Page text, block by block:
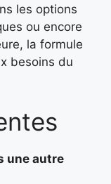
les options
ou encore
la formule
besoins du
une autre